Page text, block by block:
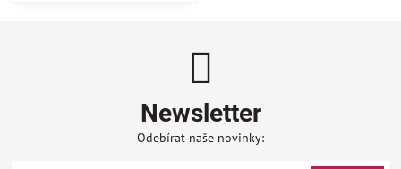
Newsletter
Odebírat naše novinky: